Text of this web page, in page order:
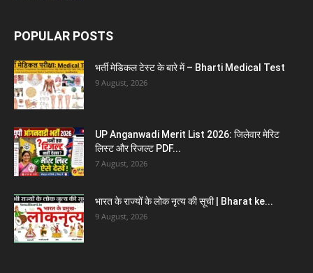
POPULAR POSTS
भर्ती मेडिकल टेस्ट के बारे में – Bharti Medical Test
9 August, 2026
UP Anganwadi Merit List 2026: जिलेवार मेरिट
लिस्ट और रिजल्ट PDF...
7 August, 2026
भारत के राज्यों के लोक नृत्य की सूची | Bharat ke...
9 August, 2026